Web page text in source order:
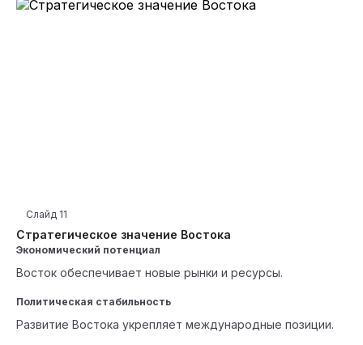
Стратегическое значение Востока
Слайд 11
Экономический потенциал
Восток обеспечивает новые рынки и ресурсы.
Политическая стабильность
Развитие Востока укрепляет международные позиции.